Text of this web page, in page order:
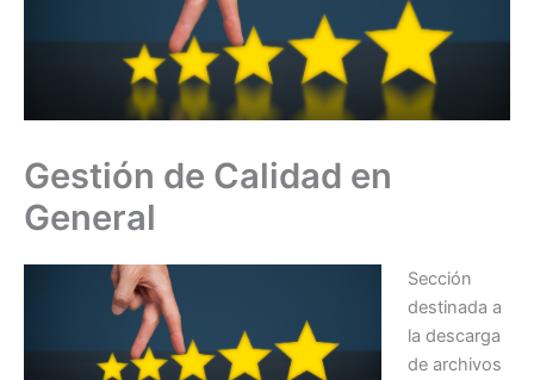
Gestión de Calidad en
General
Sección
destinada a
la descarga
de archivos